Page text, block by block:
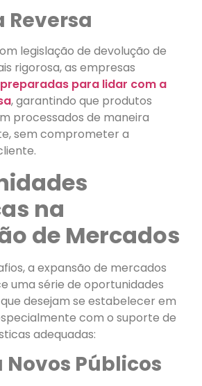
Reversa
legislação de devolução de
rigorosa, as empresas
preparadas para lidar com a
, garantindo que produtos
processados de maneira
sem comprometer a
na
de Mercados
a expansão de mercados
uma série de oportunidades
desejam se estabelecer em
com o suporte de
adequadas:
Novos Públicos